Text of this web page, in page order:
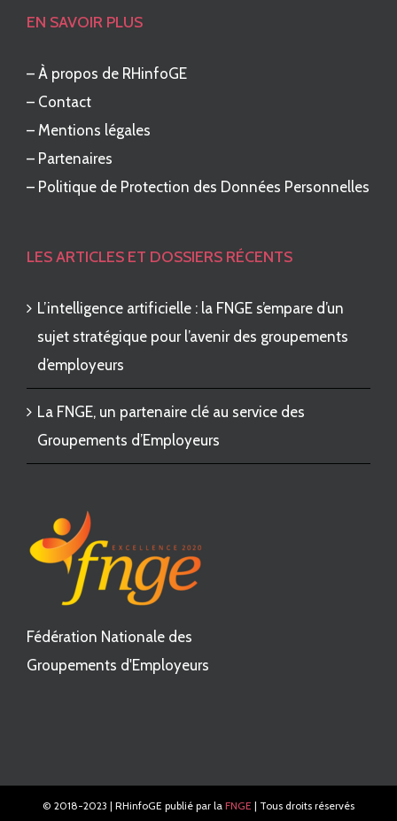
EN SAVOIR PLUS
– À propos de RHinfoGE
– Contact
– Mentions légales
– Partenaires
– Politique de Protection des Données Personnelles
LES ARTICLES ET DOSSIERS RÉCENTS
L’intelligence artificielle : la FNGE s’empare d’un
sujet stratégique pour l’avenir des groupements
d’employeurs
La FNGE, un partenaire clé au service des
Groupements d’Employeurs
Fédération Nationale des
Groupements d'Employeurs
© 2018-2023 | RHinfoGE publié par la FNGE | Tous droits réservés